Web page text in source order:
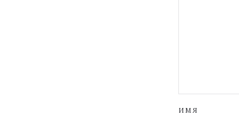
ИМЯ